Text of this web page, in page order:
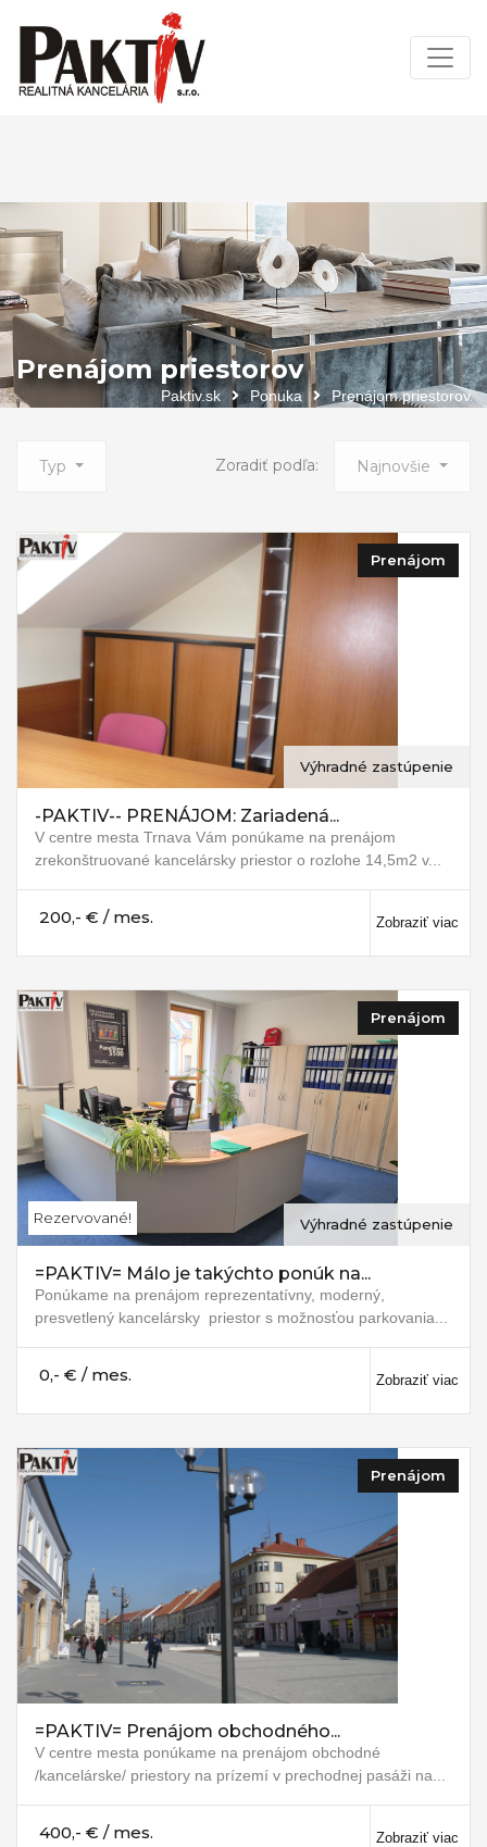
Prenájom priestorov
Paktiv.sk Ponuka Prenájom priestorov
Typ Zoradiť podľa: Najnovšie
Prenájom
Výhradné zastúpenie
-PAKTIV-- PRENÁJOM: Zariadená...
V centre mesta Trnava Vám ponúkame na prenájom
zrekonštruované kancelársky priestor o rozlohe 14,5m2 v...
200,- € / mes. Zobraziť viac
Rezervované!
Prenájom
Výhradné zastúpenie
=PAKTIV= Málo je takýchto ponúk na...
Ponúkame na prenájom reprezentatívny, moderný,
presvetlený kancelársky priestor s možnosťou parkovania...
0,- € / mes. Zobraziť viac
Prenájom
=PAKTIV= Prenájom obchodného...
V centre mesta ponúkame na prenájom obchodné
/kancelárske/ priestory na prízemí v prechodnej pasáži na...
400,- € / mes. Zobraziť viac